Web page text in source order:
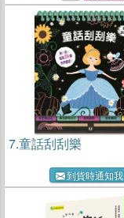
7.童話刮刮樂
到貨時通知我